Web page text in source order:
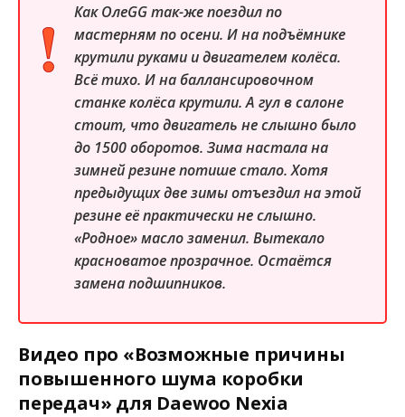
Как ОлеGG так-же поездил по
мастерням по осени. И на подъёмнике
крутили руками и двигателем колёса.
Всё тихо. И на баллансировочном
станке колёса крутили. А гул в салоне
стоит, что двигатель не слышно было
до 1500 оборотов. Зима настала на
зимней резине потише стало. Хотя
предыдущих две зимы отъездил на этой
резине её практически не слышно.
«Родное» масло заменил. Вытекало
красноватое прозрачное. Остаётся
замена подшипников.
Видео про «Возможные причины
повышенного шума коробки
передач» для Daewoo Nexia